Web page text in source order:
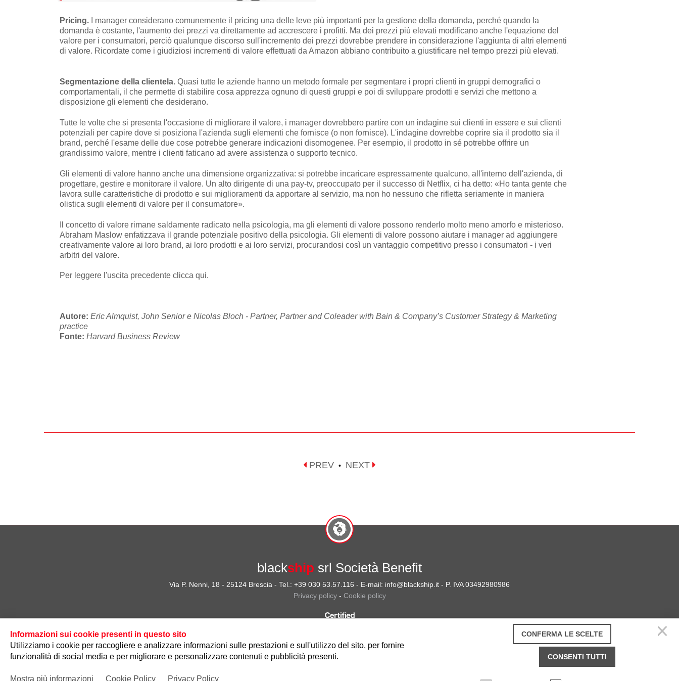
Pricing.
manager considerano comunemente il pricing una delle leve più importanti per la gestione della domanda, perché quando la
domanda è costante, l'aumento dei prezzi va direttamente ad accrescere i profitti. Ma dei prezzi più elevati modificano anche l'equazione del
valore per i consumatori, perciò qualunque discorso sull'incremento dei prezzi dovrebbe prendere in considerazione l'aggiunta di altri elementi
di valore. Ricordate come i giudiziosi incrementi di valore effettuati da Amazon abbiano contribuito a giustificare nel tempo prezzi più elevati.
Segmentazione della clientela. Quasi tutte le aziende hanno un metodo formale per segmentare i propri clienti in gruppi demografici o
comportamentali, il che permette di stabilire cosa apprezza ognuno di questi gruppi e poi di sviluppare prodotti e servizi che mettono a
disposizione gli elementi che desiderano.
Tutte le volte che si presenta l'occasione di migliorare il valore, i manager dovrebbero partire con un indagine sui clienti in essere e sui clienti
potenziali per capire dove si posiziona l'azienda sugli elementi che fornisce (o non fornisce). L'indagine dovrebbe coprire sia il prodotto sia il
brand, perché l'esame delle due cose potrebbe generare indicazioni disomogenee. Per esempio, il prodotto in sé potrebbe offrire un
grandissimo valore, mentre i clienti faticano ad avere assistenza o supporto tecnico.
Gli elementi di valore hanno anche una dimensione organizzativa: si potrebbe incaricare espressamente qualcuno, all'interno dell'azienda, di
progettare, gestire e monitorare il valore. Un alto dirigente di una pay-tv, preoccupato per il successo di Netflix, ci ha detto: «Ho tanta gente che
lavora sulle caratteristiche di prodotto e sui miglioramenti da apportare al servizio, ma non ho nessuno che rifletta seriamente in maniera
olistica sugli elementi di valore per il consumatore».
Il concetto di valore rimane saldamente radicato nella psicologia, ma gli elementi di valore possono renderlo molto meno amorfo e misterioso.
Abraham Maslow enfatizzava il grande potenziale positivo della psicologia. Gli elementi di valore possono aiutare i manager ad aggiungere
creativamente valore ai loro brand, ai loro prodotti e ai loro servizi, procurandosi così un vantaggio competitivo presso i consumatori - i veri
arbitri del valore.
Per leggere l'uscita precedente clicca qui.
Autore: Eric Almquist, John Senior e Nicolas Bloch - Partner, Partner and Coleader with Bain & Company’s Customer Strategy & Marketing
practice
Fonte: Harvard Business Review
PREV • NEXT
blackship srl Società Benefit
Via P. Nenni, 18 - 25124 Brescia - Tel.: +39 030 53.57.116 - E-mail: info@blackship.it - P. IVA 03492980986
Privacy policy- Cookie policy
CONFERMA LE SCELTE
CONSENTI TUTTI
Informazioni sui cookie presenti in questo sito
Utilizziamo i cookie per raccogliere e analizzare informazioni sulle prestazioni e sull'utilizzo del sito, per fornire
funzionalità di social media e per migliorare e personalizzare contenuti e pubblicità presenti.
Mostra più informazioni Cookie Policy Privacy Policy